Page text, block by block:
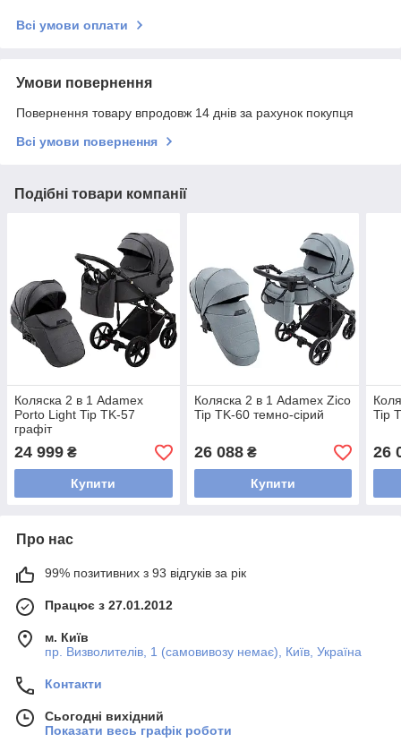
Всі умови оплати
Умови повернення
Повернення товару впродовж 14 днів за рахунок покупця
Всі умови повернення
Подібні товари компанії
Коляска 2 в 1 Adamex
Porto Light Tip TK-57
графіт
24 999 ₴
Купити
Коляска 2 в 1 Adamex Zico
Tip TK-60 темно-сірий
26 088₴
Купити
Tip
26
Про нас
99% позитивних з 93 відгуків за рік
Працює з 27.01.2012
м. Київ
пр. Визволителів, 1 (самовивозу немає), Київ, Україна
Контакти
Сьогодні вихідний
Показати весь графік роботи